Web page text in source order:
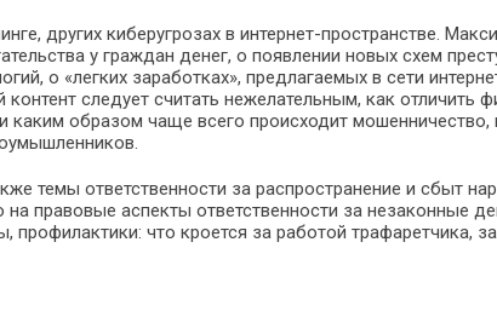
других киберугрозах в интернет-пространстве.
у граждан денег, о появлении новых схем
о «легких заработках», предлагаемых в сети
следует считать нежелательным, как отличить
каким образом чаще всего происходит мошенничество,
темы ответственности за распространение и сбыт
правовые аспекты ответственности за незаконные
что кроется за работой трафаретчика,